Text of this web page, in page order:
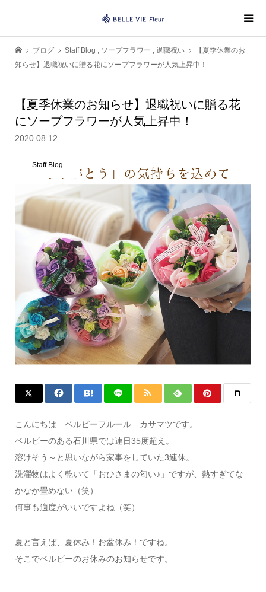
ブログ Staff Blog , ソープフラワー , 退職祝い
【夏季休業のお
知らせ】退職祝いに贈る花にソープフラワーが人気上昇中！
【夏季休業のお知らせ】退職祝いに贈る花
にソープフラワーが人気上昇中！
2020.08.12
Staff Blog
こんにちは ベルビーフルール カサマツです。
ベルビーのある石川県では連日35度超え。
溶けそう～と思いながら家事をしていた3連休。
洗濯物はよく乾いて「おひさまの匂い♪」ですが、熱すぎてな
かなか畳めない（笑）
何事も適度がいいですよね（笑）
夏と言えば、夏休み！お盆休み！ですね。
そこでベルビーのお休みのお知らせです。